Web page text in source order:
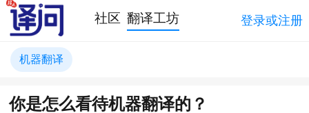
社区 翻译工坊 登录或注册
机器翻译
你是怎么看待机器翻译的？